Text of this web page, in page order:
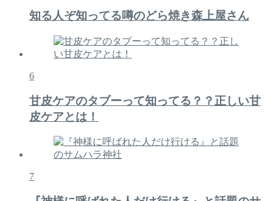
知る人ぞ知ってる噂のどら焼き森上屋さん
6
甘皮ケアのタブーって知ってる？？正しい甘
皮ケアとは！
7